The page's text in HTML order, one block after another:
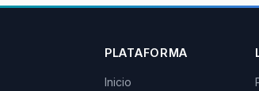
PLATAFORMA
Inicio